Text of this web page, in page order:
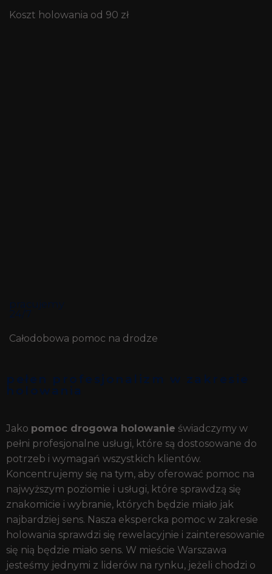
Koszt holowania od 90 zł
pracujemy
24/7
Całodobowa pomoc na drodze
pełen profesjonalizm w zakresie
holowania
Jako pomoc drogowa holowanie świadczymy w
pełni profesjonalne usługi, które są dostosowane do
potrzeb i wymagań wszystkich klientów.
Koncentrujemy się na tym, aby oferować pomoc na
najwyższym poziomie i usługi, które sprawdzą się
znakomicie i wybranie, których będzie miało jak
najbardziej sens. Nasza ekspercka pomoc w zakresie
holowania sprawdzi się rewelacyjnie i zainteresowanie
się nią będzie miało sens. W mieście Warszawa
jesteśmy jednymi z liderów na rynku, jeżeli chodzi o